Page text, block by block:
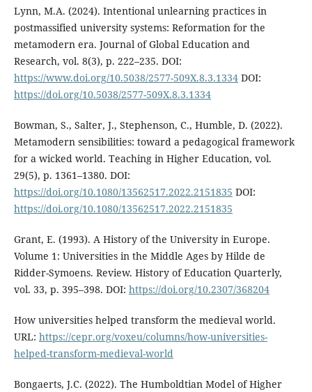
Lynn, M.A. (2024). Intentional unlearning practices in
postmassified university systems: Reformation for the
metamodern era. Journal of Global Education and
Research, vol. 8(3), p. 222–235. DOI:
https://www.doi.org/10.5038/2577-509X.8.3.1334DOI:
https://doi.org/10.5038/2577-509X.8.3.1334
Bowman, S., Salter, J., Stephenson, C., Humble, D. (2022).
Metamodern sensibilities: toward a pedagogical framework
for a wicked world. Teaching in Higher Education, vol.
29(5), p. 1361–1380. DOI:
https://doi.org/10.1080/13562517.2022.2151835 DOI:
https://doi.org/10.1080/13562517.2022.2151835
Grant, E. (1993). A History of the University in Europe.
Volume 1: Universities in the Middle Ages by Hilde de
Ridder-Symoens. Review. History of Education Quarterly,
vol. 33, p. 395–398. DOI: https://doi.org/10.2307/368204
How universities helped transform the medieval world.
URL: https://cepr.org/voxeu/columns/how-universities-
helped-transform-medieval-world
Bongaerts, J.C. (2022). The Humboldtian Model of Higher